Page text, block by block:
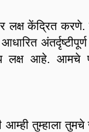
लक्ष केंद्रित
अंतर्दृष्टीपूर्ण
लक्ष आहे. आमचे
आम्ही तुम्हाला